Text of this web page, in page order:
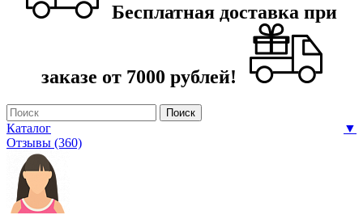
Бесплатная доставка при
заказе от 7000 рублей!
Каталог
▼
Отзывы (360)